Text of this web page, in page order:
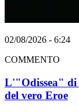
02/08/2026 - 6:24
COMMENTO
L'"Odissea" di
del vero Eroe